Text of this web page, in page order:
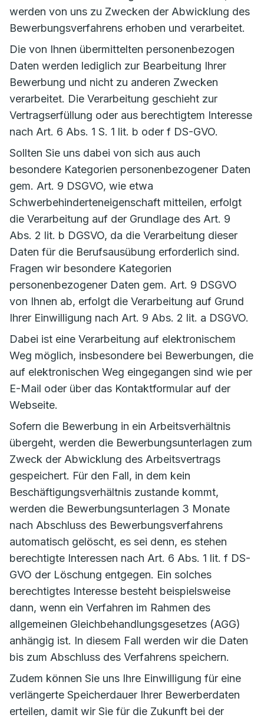
werden von uns zu Zwecken der Abwicklung des
Bewerbungsverfahrens erhoben und verarbeitet.
Die von Ihnen übermittelten personenbezogen
Daten werden lediglich zur Bearbeitung Ihrer
Bewerbung und nicht zu anderen Zwecken
verarbeitet. Die Verarbeitung geschieht zur
Vertragserfüllung oder aus berechtigtem Interesse
nach Art. 6 Abs. 1 S. 1 lit. b oder f DS-GVO.
Sollten Sie uns dabei von sich aus auch
besondere Kategorien personenbezogener Daten
gem. Art. 9 DSGVO, wie etwa
Schwerbehinderteneigenschaft mitteilen, erfolgt
die Verarbeitung auf der Grundlage des Art. 9
Abs. 2 lit. b DGSVO, da die Verarbeitung dieser
Daten für die Berufsausübung erforderlich sind.
Fragen wir besondere Kategorien
personenbezogener Daten gem. Art. 9 DSGVO
von Ihnen ab, erfolgt die Verarbeitung auf Grund
Ihrer Einwilligung nach Art. 9 Abs. 2 lit. a DSGVO.
Dabei ist eine Verarbeitung auf elektronischem
Weg möglich, insbesondere bei Bewerbungen, die
auf elektronischen Weg eingegangen sind wie per
E-Mail oder über das Kontaktformular auf der
Webseite.
Sofern die Bewerbung in ein Arbeitsverhältnis
übergeht, werden die Bewerbungsunterlagen zum
Zweck der Abwicklung des Arbeitsvertrags
gespeichert. Für den Fall, in dem kein
Beschäftigungsverhältnis zustande kommt,
werden die Bewerbungsunterlagen 3 Monate
nach Abschluss des Bewerbungsverfahrens
automatisch gelöscht, es sei denn, es stehen
berechtigte Interessen nach Art. 6 Abs. 1 lit. f DS-
GVO der Löschung entgegen. Ein solches
berechtigtes Interesse besteht beispielsweise
dann, wenn ein Verfahren im Rahmen des
allgemeinen Gleichbehandlungsgesetzes (AGG)
anhängig ist. In diesem Fall werden wir die Daten
bis zum Abschluss des Verfahrens speichern.
Zudem können Sie uns Ihre Einwilligung für eine
verlängerte Speicherdauer Ihrer Bewerberdaten
erteilen, damit wir Sie für die Zukunft bei der